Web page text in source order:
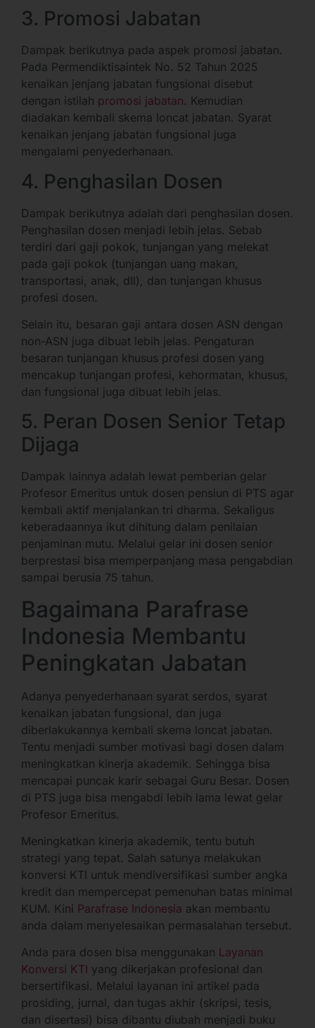
3. Promosi Jabatan
Dampak berikutnya pada aspek promosi jabatan.
Pada Permendiktisaintek No. 52 Tahun 2025
kenaikan jenjang jabatan fungsional disebut
dengan istilah promosi jabatan. Kemudian
diadakan kembali skema loncat jabatan. Syarat
kenaikan jenjang jabatan fungsional juga
mengalami penyederhanaan.
4. Penghasilan Dosen
Dampak berikutnya adalah dari penghasilan dosen.
Penghasilan dosen menjadi lebih jelas. Sebab
terdiri dari gaji pokok, tunjangan yang melekat
pada gaji pokok (tunjangan uang makan,
transportasi, anak, dll), dan tunjangan khusus
profesi dosen.
Selain itu, besaran gaji antara dosen ASN dengan
non-ASN juga dibuat lebih jelas. Pengaturan
besaran tunjangan khusus profesi dosen yang
mencakup tunjangan profesi, kehormatan, khusus,
dan fungsional juga dibuat lebih jelas.
5. Peran Dosen Senior Tetap
Dijaga
Dampak lainnya adalah lewat pemberian gelar
Profesor Emeritus untuk dosen pensiun di PTS agar
kembali aktif menjalankan tri dharma. Sekaligus
keberadaannya ikut dihitung dalam penilaian
penjaminan mutu. Melalui gelar ini dosen senior
berprestasi bisa memperpanjang masa pengabdian
sampai berusia 75 tahun.
Bagaimana Parafrase
Indonesia Membantu
Peningkatan Jabatan
Adanya penyederhanaan syarat serdos, syarat
kenaikan jabatan fungsional, dan juga
diberlakukannya kembali skema loncat jabatan.
Tentu menjadi sumber motivasi bagi dosen dalam
meningkatkan kinerja akademik. Sehingga bisa
mencapai puncak karir sebagai Guru Besar. Dosen
di PTS juga bisa mengabdi lebih lama lewat gelar
Profesor Emeritus.
Meningkatkan kinerja akademik, tentu butuh
strategi yang tepat. Salah satunya melakukan
konversi KTI untuk mendiversifikasi sumber angka
kredit dan mempercepat pemenuhan batas minimal
KUM. Kini Parafrase Indonesia akan membantu
anda dalam menyelesaikan permasalahan tersebut.
Anda para dosen bisa menggunakan Layanan
Konversi KTI yang dikerjakan profesional dan
bersertifikasi. Melalui layanan ini artikel pada
prosiding, jurnal, dan tugas akhir (skripsi, tesis,
dan disertasi) bisa dibantu diubah menjadi buku